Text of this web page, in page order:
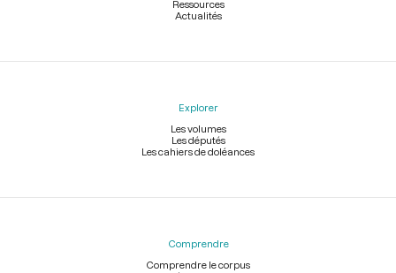
Ressources
Actualités
Explorer
Les volumes
Les députés
Les cahiers de doléances
Comprendre
Comprendre le corpus